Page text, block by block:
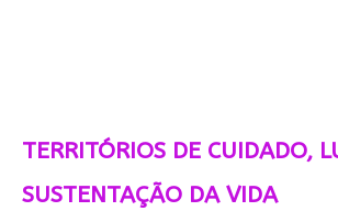
TERRITÓRIOS DE CUIDADO,
SUSTENTAÇÃO DA VIDA